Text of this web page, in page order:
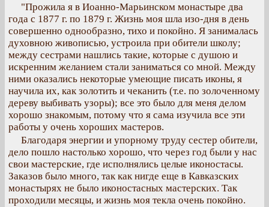
"Прожила я в Иоанно-Марьинском монастыре два
года с 1877 г. по 1879 г. Жизнь моя шла изо-дня в день
совершенно однообразно, тихо и покойно. Я занималась
духовною живописью, устроила при обители школу;
между сестрами нашлись такие, которые с душою и
искренним желанием стали заниматься со мной. Между
ними оказались некоторые умеющие писать иконы, я
научила их, как золотить и чеканить (т.е. по золоченному
дереву выбивать узоры); все это было для меня делом
хорошо знакомым, потому что я сама изучила все эти
работы у очень хороших мастеров.
Благодаря энергии и упорному труду сестер обители,
дело пошло настолько хорошо, что через год были у нас
свои мастерские, где исполнялись целые иконостасы.
Заказов было много, так как нигде еще в Кавказских
монастырях не было иконостасных мастерских. Так
проходили месяцы, и жизнь моя текла очень покойно.